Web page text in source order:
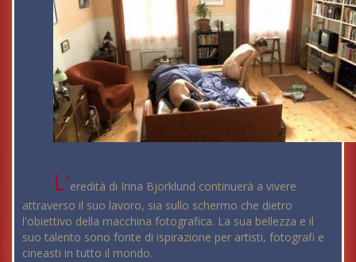
L'eredità di Irina Bjorklund continuerà a vivere
attraverso il suo lavoro, sia sullo schermo che dietro
l'obiettivo della macchina fotografica. La sua bellezza e il
suo talento sono fonte di ispirazione per artisti, fotografi e
cineasti in tutto il mondo.